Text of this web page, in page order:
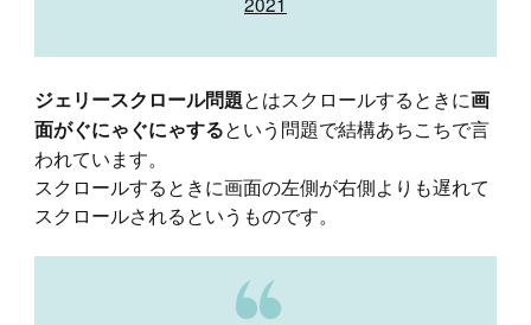
ジェリースクロール問題とはスクロールするときに画
面がぐにゃぐにゃするという問題で結構あちこちで言
われています。
スクロールするときに画面の左側が右側よりも遅れて
スクロールされるというものです。